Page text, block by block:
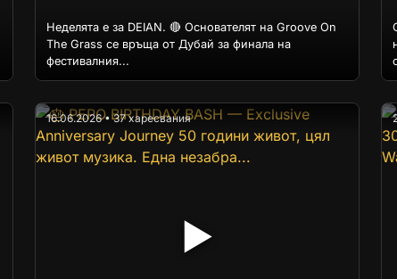
Неделята е за DEIAN. 🔴 Основателят на Groove On
The Grass се връща от Дубай за финала на
фестивалния...
▶
16.06.2026 • 37 харесвания